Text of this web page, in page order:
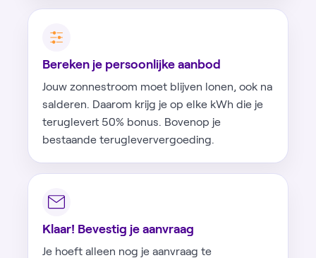
Bereken je persoonlijke aanbod
Jouw zonnestroom moet blijven lonen, ook na
salderen. Daarom krijg je op elke kWh die je
teruglevert 50% bonus. Bovenop je
bestaande terugleververgoeding.
Klaar! Bevestig je aanvraag
Je hoeft alleen nog je aanvraag te